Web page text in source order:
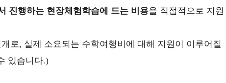
진행하는 현장체험학습에 드는 비용을 직접적으로 지원
로, 실제 소요되는 수학여행비에 대해 지원이 이루어질
있습니다.)